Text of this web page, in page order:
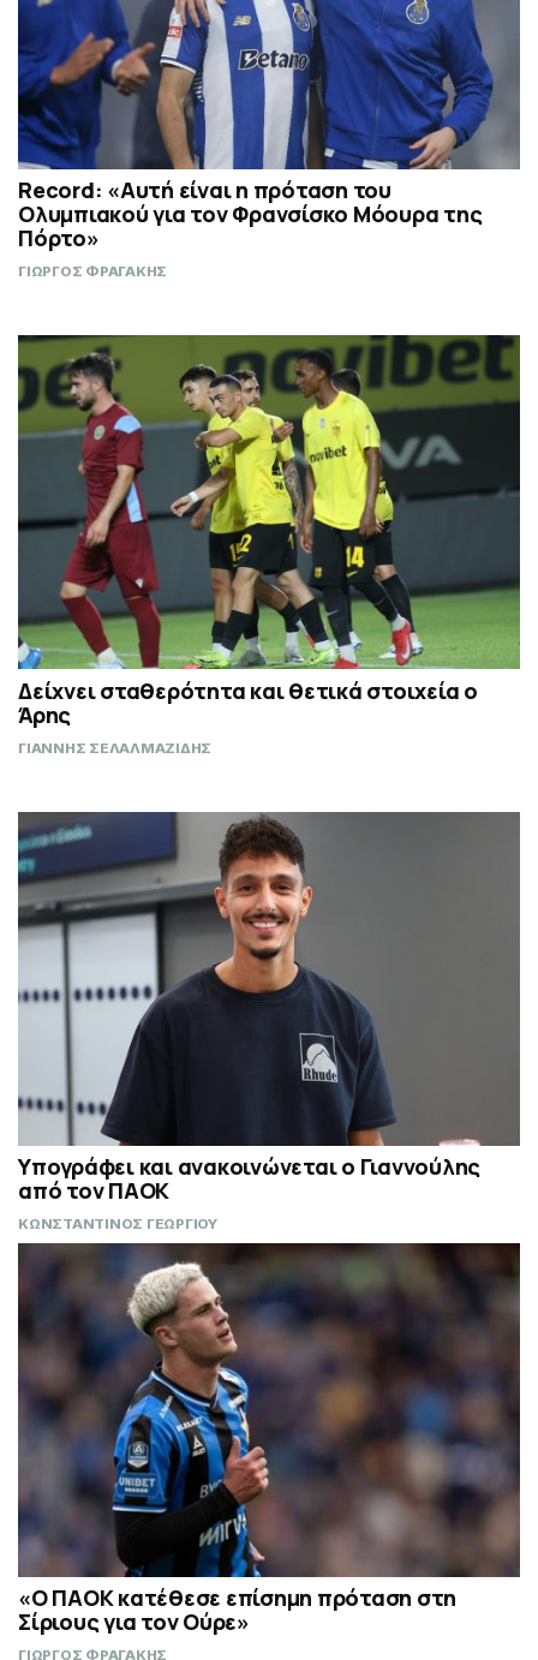
Record: «Αυτή είναι η πρόταση του
Ολυμπιακού για τον Φρανσίσκο Μόουρα της
Πόρτο»
ΓΙΩΡΓΟΣ ΦΡΑΓΑΚΗΣ
Δείχνει σταθερότητα και θετικά στοιχεία ο
Άρης
ΓΙΑΝΝΗΣ ΣΕΛΑΛΜΑΖΙΔΗΣ
Υπογράφει και ανακοινώνεται ο Γιαννούλης
από τον ΠΑΟΚ
ΚΩΝΣΤΑΝΤΙΝΟΣ ΓΕΩΡΓΙΟΥ
«Ο ΠΑΟΚ κατέθεσε επίσημη πρόταση στη
Σίριους για τον Ούρε»
ΓΙΩΡΓΟΣ ΦΡΑΓΑΚΗΣ